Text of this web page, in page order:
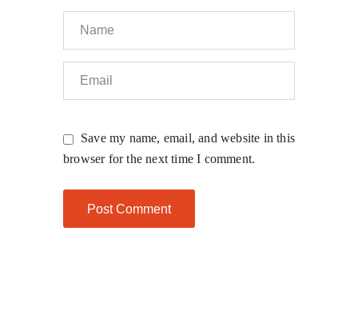
Save my name, email, and website in this
browser for the next time I comment.